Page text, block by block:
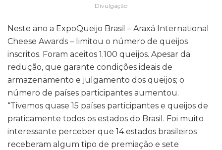
Divulgação
Neste ano a ExpoQueijo Brasil – Araxá International
Cheese Awards – limitou o número de queijos
inscritos. Foram aceitos 1.100 queijos. Apesar da
redução, que garante condições ideais de
armazenamento e julgamento dos queijos; o
número de países participantes aumentou.
“Tivemos quase 15 países participantes e queijos de
praticamente todos os estados do Brasil. Foi muito
interessante perceber que 14 estados brasileiros
receberam algum tipo de premiação e sete